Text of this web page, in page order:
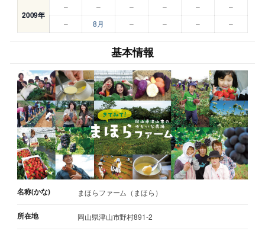
2009年
– – – – –
–
–
8月 – – – –
基本情報
名称(かな) まほらファーム（まほら）
所在地 岡山県津山市野村891-2